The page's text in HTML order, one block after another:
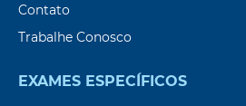
Contato
Trabalhe Conosco
EXAMES ESPECÍFICOS